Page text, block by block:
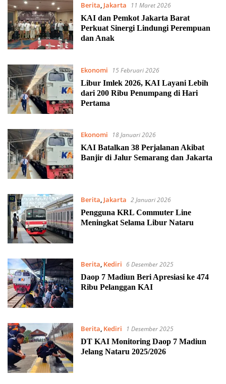
Berita, Jakarta
11 Maret 2026
KAI dan Pemkot Jakarta Barat
Perkuat Sinergi Lindungi Perempuan
dan Anak
Ekonomi
15 Februari 2026
Libur Imlek 2026, KAI Layani Lebih
dari 200 Ribu Penumpang di Hari
Pertama
Ekonomi
18 Januari 2026
KAI Batalkan 38 Perjalanan Akibat
Banjir di Jalur Semarang dan Jakarta
Berita Jakarta 2 Januari 2026
Pengguna KRL Commuter Line
Meningkat Selama Libur Nataru
Berita, Kediri 6 Desember 2025
Daop 7 Madiun Beri Apresiasi ke 474
Ribu Pelanggan KAI
Berita, Kediri
1 Desember 2025
DT KAI Monitoring Daop 7 Madiun
Jelang Nataru 2025/2026